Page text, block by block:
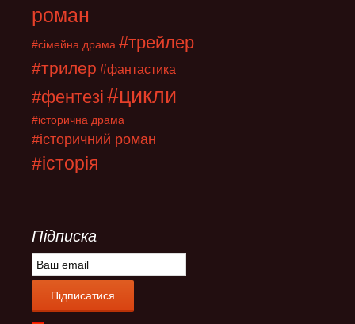
роман
#сімейна драма #трейлер
#трилер #фантастика
#фентезі #цикли
#історична драма
#історичний роман
#історія
Підписка
E
m
i
Підписатися